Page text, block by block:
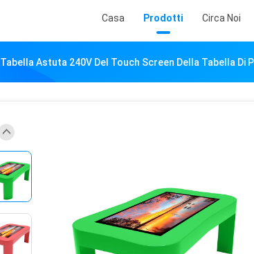
Casa Prodotti Circa Noi
Tabella Astuta 240V Del Touch Screen Della Tabella